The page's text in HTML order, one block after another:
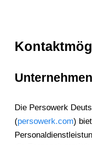
Unternehmen
Die Persowerk
(persowerk.com)